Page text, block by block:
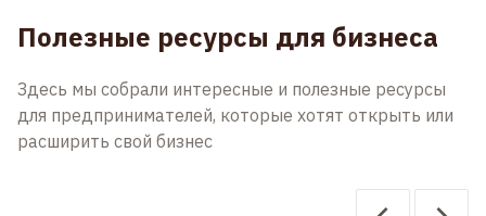
Полезные ресурсы для бизнеса
Здесь мы собрали интересные и полезные ресурсы
для предпринимателей, которые хотят открыть или
расширить свой бизнес